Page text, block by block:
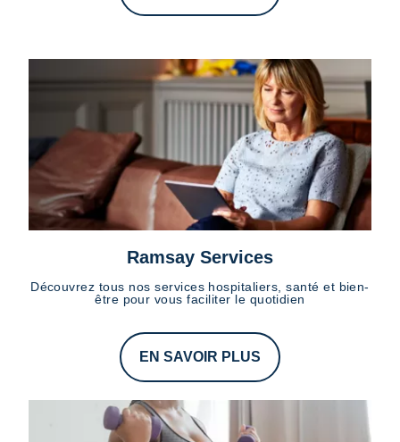
Ramsay Services
Découvrez tous nos services hospitaliers, santé et bien-
être pour vous faciliter le quotidien
EN SAVOIR PLUS